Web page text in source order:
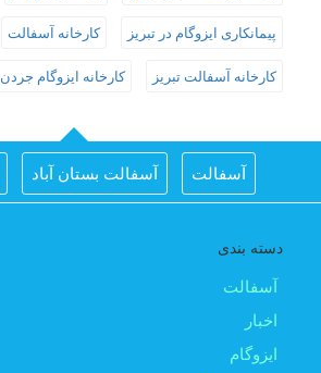
پیمانکاری ایزوگام در تبریز کارخانه آسفالت
کارخانه آسفالت تبریز کارخانه ایزوگام جردن
آسفالت آسفالت بستان آباد
دسته بندی
آسفالت
اخبار
ایزوگام